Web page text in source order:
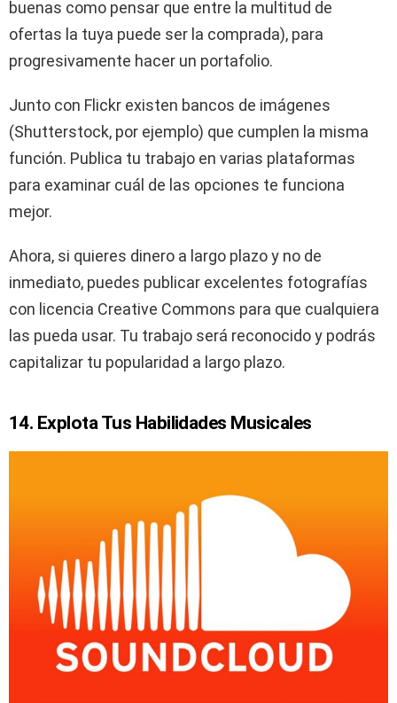
buenas como pensar que entre la multitud de
ofertas la tuya puede ser la comprada), para
progresivamente hacer un portafolio.
Junto con Flickr existen bancos de imágenes
(Shutterstock, por ejemplo) que cumplen la misma
función. Publica tu trabajo en varias plataformas
para examinar cuál de las opciones te funciona
mejor.
Ahora, si quieres dinero a largo plazo y no de
inmediato, puedes publicar excelentes fotografías
con licencia Creative Commons para que cualquiera
las pueda usar. Tu trabajo será reconocido y podrás
capitalizar tu popularidad a largo plazo.
14. Explota Tus Habilidades Musicales